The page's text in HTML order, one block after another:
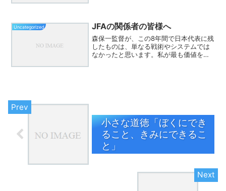
分次第。咲くか枯れるかは...
Uncategorized JFAの関係者の皆様へ
森保一監督が、この8年間で日本代表に残
したものは、単なる戦術やシステムでは
なかったと思います。私が最も価値を感
小さな道徳「ぼくにでき
ること、きみにできるこ
と」